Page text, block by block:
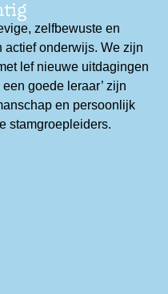
zelfbewuste en
onderwijs. We zijn
lef nieuwe uitdagingen
goede leraar’ zijn
en persoonlijk
stamgroepleiders.